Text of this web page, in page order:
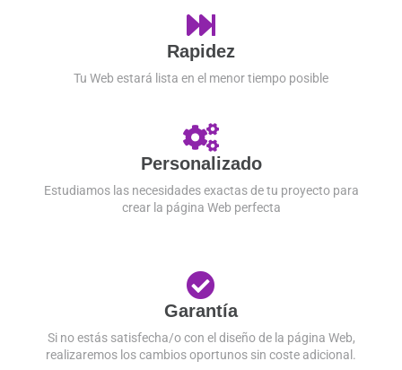
Rapidez
Tu Web estará lista en el menor tiempo posible
Personalizado
Estudiamos las necesidades exactas de tu proyecto para
crear la página Web perfecta
Garantía
Si no estás satisfecha/o con el diseño de la página Web,
realizaremos los cambios oportunos sin coste adicional.